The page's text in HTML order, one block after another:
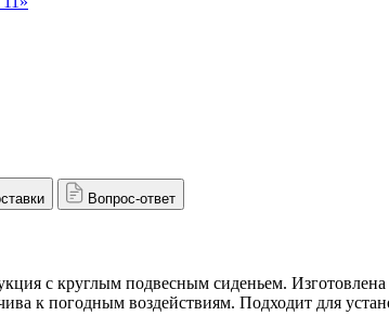
Вопрос-ответ
с круглым подвесным сиденьем.
к погодным воздействиям. Подходит для